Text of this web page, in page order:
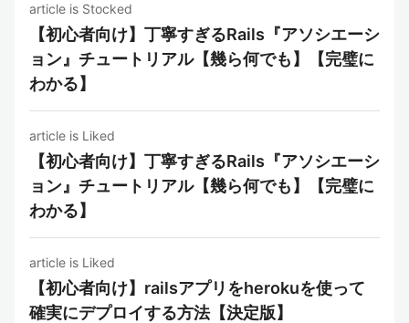
article is Stocked
【初心者向け】丁寧すぎるRails『アソシエーシ
ョン』チュートリアル【幾ら何でも】【完璧に
わかる】
article is Liked
【初心者向け】丁寧すぎるRails『アソシエーシ
ョン』チュートリアル【幾ら何でも】【完璧に
わかる】
article is Liked
【初心者向け】railsアプリをherokuを使って
確実にデプロイする方法【決定版】